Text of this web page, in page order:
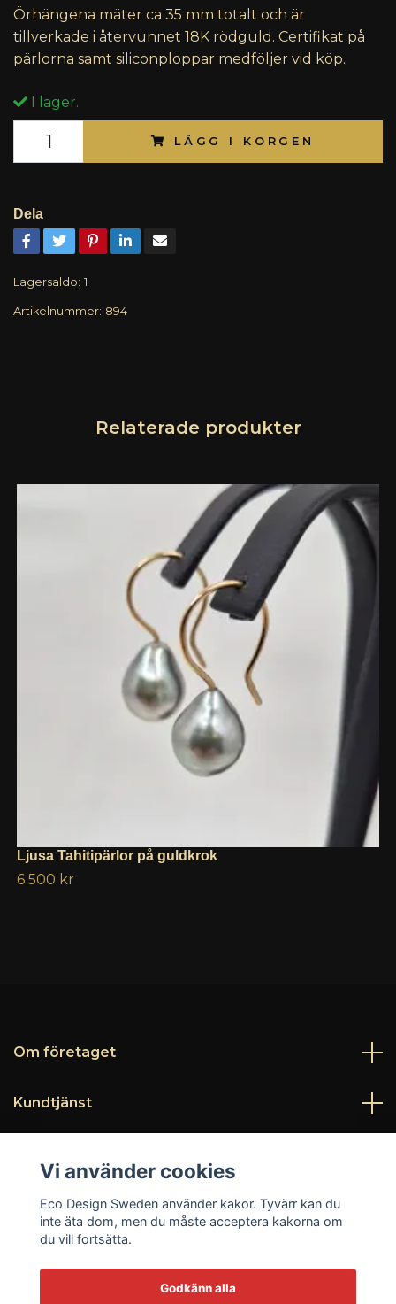
Örhängena mäter ca 35 mm totalt och är
tillverkade i återvunnet 18K rödguld. Certifikat på
pärlorna samt siliconploppar medföljer vid köp.
I lager.
LÄGG I KORGEN
Dela
Lagersaldo: 1
Artikelnummer: 894
Ljusa Tahitipärlor på guldkrok
6 500 kr
Om företaget
Kundtjänst
Sociala medier
Vi använder cookies
Eco Design Sweden använder kakor. Tyvärr kan du
inte äta dom, men du måste acceptera kakorna om
du vill fortsätta.
Godkänn alla